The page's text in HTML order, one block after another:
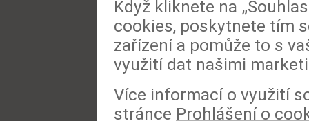
Když kliknete na
cookies, poskytnete tím
zařízení a pomůže to s
využití dat našimi
Více informací o využití
stránce Prohlášení o